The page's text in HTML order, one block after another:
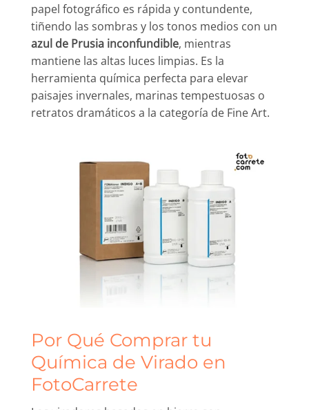
papel fotográfico es rápida y contundente,
tiñendo las sombras y los tonos medios con un
azul de Prusia inconfundible, mientras
mantiene las altas luces limpias. Es la
herramienta química perfecta para elevar
paisajes invernales, marinas tempestuosas o
retratos dramáticos a la categoría de Fine Art.
Por Qué Comprar tu
Química de Virado en
FotoCarrete